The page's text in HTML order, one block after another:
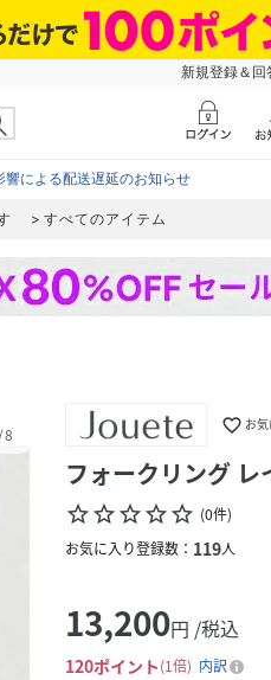
新規登録＆
による配送遅延のお知らせ
すべてのアイテム
/8 favorite_border お
フォークリング レ
star_borderstar_borderstar_borderstar_borderstar_border (0件)
お気に入り登録数： 119人
13,200円 /税込
120ポイント 1倍 内訳